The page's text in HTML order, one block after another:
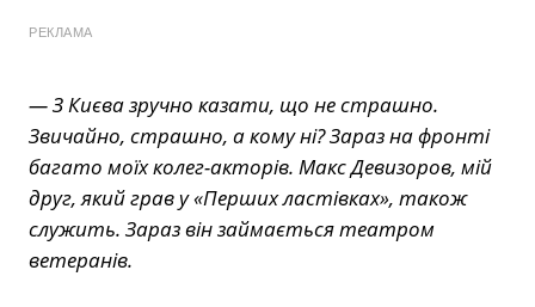
РЕКЛАМА
— З Києва зручно казати, що не страшно.
Звичайно, страшно, а кому ні? Зараз на фронті
багато моїх колег-акторів. Макс Девизоров, мій
друг, який грав у «Перших ластівках», також
служить. Зараз він займається театром
ветеранів.